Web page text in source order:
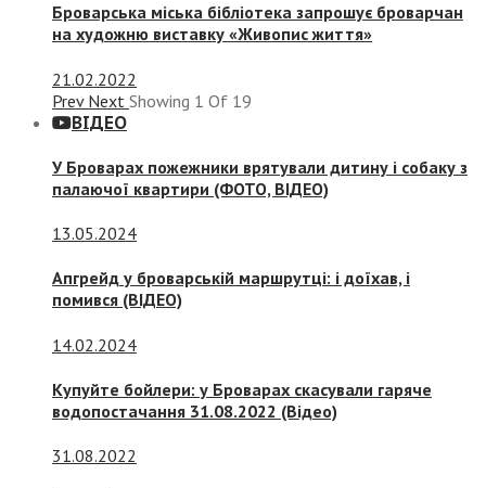
Броварська міська бібліотека запрошує броварчан
на художню виставку «Живопис життя»
21.02.2022
Prev Next Showing 1 Of 19
ВІДЕО
У Броварах пожежники врятували дитину і собаку з
палаючої квартири (ФОТО, ВІДЕО)
13.05.2024
Апгрейд у броварській маршрутці: і доїхав, і
помився (ВІДЕО)
14.02.2024
Купуйте бойлери: у Броварах скасували гаряче
водопостачання 31.08.2022 (Відео)
31.08.2022